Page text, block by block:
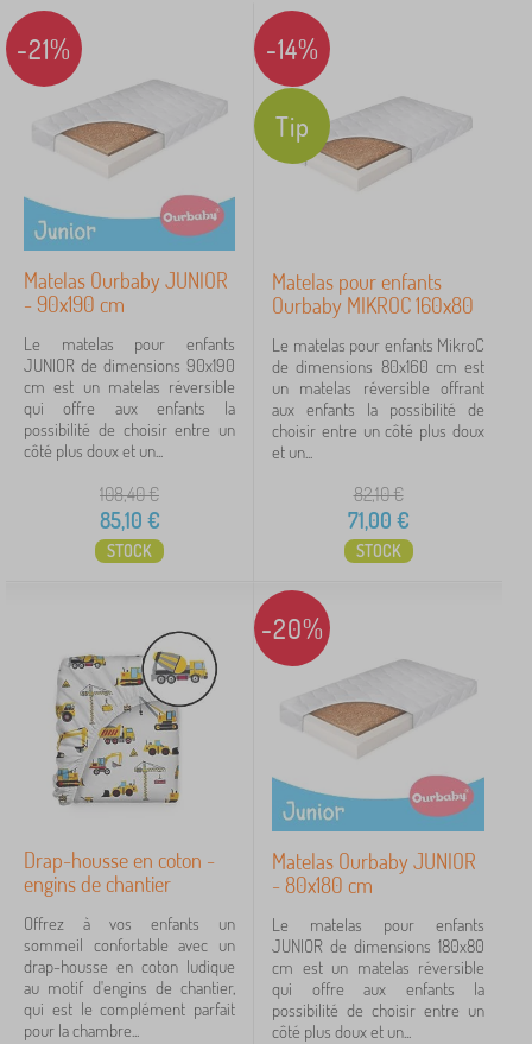
Doudous, linge et draps. Le matériau le plus
couramment utilisé est 100 % coton, les feuilles sont
également tissu éponge de haute qualité ou en
microfibre. Draps, couvertures et oreillers peuvent
être sérigraphiés avec des motifs différents de conte
de fées, draps de lit sont offerts en différentes
couleurs.
Disponibilité
Rechercher dans les filtres
Sous-catégories
Type d'offre
Groupes
Annuler FILTRATION
-21%
Matelas Ourbaby JUNIOR
- 90x190 cm
Le matelas pour enfants
JUNIOR de dimensions 90x190
cm est un matelas réversible
qui offre aux enfants la
possibilité de choisir entre un
côté plus doux et un...
108,40€
85,10 €
STOCK
-14%
Tip
Matelas pour enfants
Ourbaby MIKROC 160x80
Le matelas pour enfants MikroC
de dimensions 80x160 cm est
un matelas réversible offrant
aux enfants la possibilité de
choisir entre un côté plus doux
et un...
82,10€
71,00 €
STOCK
Drap-housse en coton -
engins de chantier
Offrez à vos enfants un
sommeil confortable avec un
drap-housse en coton ludique
au motif d'engins de chantier,
qui est le complément parfait
pour la chambre...
-20%
Matelas Ourbaby JUNIOR
- 80x180 cm
Le matelas pour enfants
JUNIOR de dimensions 180x80
cm est un matelas réversible
qui offre aux enfants la
possibilité de choisir entre un
côté plus doux et un...